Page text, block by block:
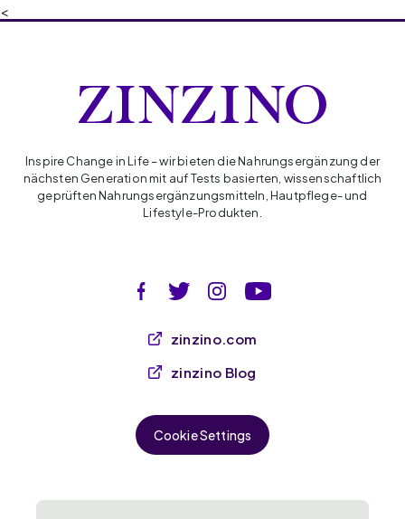
<
Inspire Change in Life – wir bieten die Nahrungsergänzung der
nächsten Generation mit auf Tests basierten, wissenschaftlich
geprüften Nahrungsergänzungsmitteln, Hautpflege- und
Lifestyle-Produkten.
zinzino.com
zinzino Blog
Cookie Settings